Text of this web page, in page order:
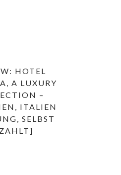
HOTEL
A LUXURY
–
ITALIEN
SELBST